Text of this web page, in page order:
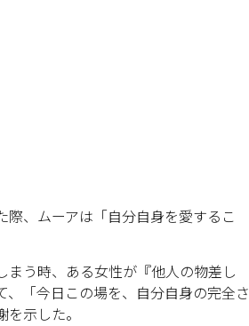
、ムーアは「自分自身を愛するこ
う時、ある女性が『他人の物差し
「今日この場を、自分自身の完全さ
示した。